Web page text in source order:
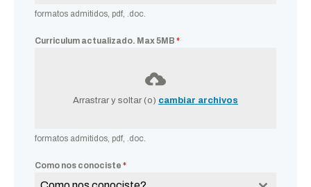
formatos admitidos, pdf, .doc.
Curriculum actualizado. Max 5MB *
Arrastrar y soltar (o) cambiar archivos
formatos admitidos, pdf, .doc.
Como nos conociste *